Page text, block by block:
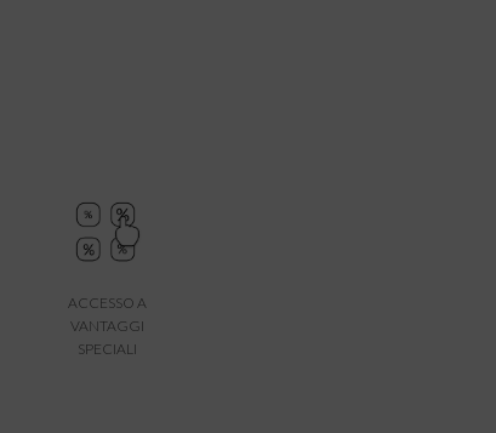
ACCESSO A
VANTAGGI
SPECIALI